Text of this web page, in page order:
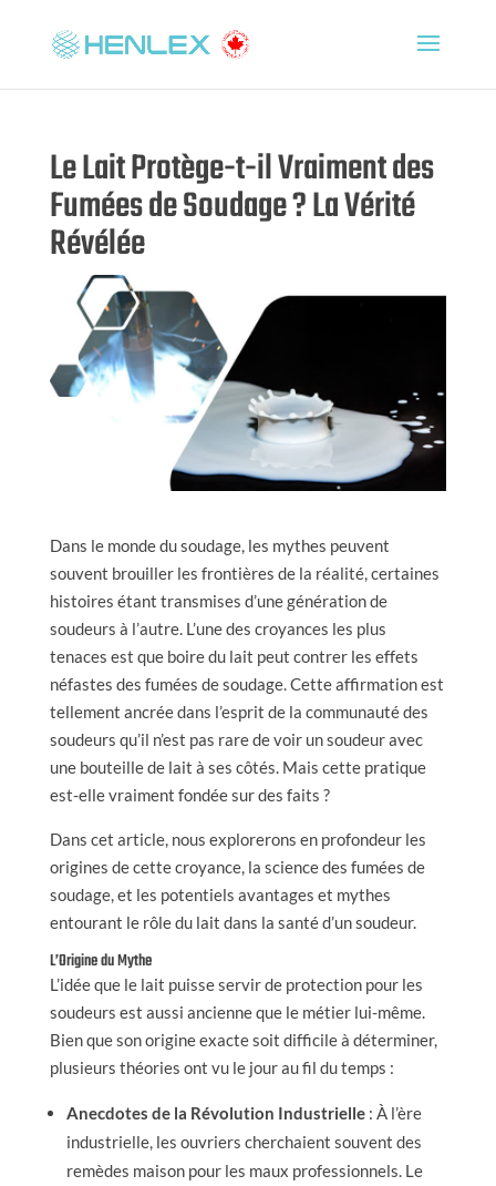
Le Lait Protège-t-il Vraiment des
Fumées de Soudage ? La Vérité
Révélée
Dans le monde du soudage, les mythes peuvent
souvent brouiller les frontières de la réalité, certaines
histoires étant transmises d’une génération de
soudeurs à l’autre. L’une des croyances les plus
tenaces est que boire du lait peut contrer les effets
néfastes des fumées de soudage. Cette affirmation est
tellement ancrée dans l’esprit de la communauté des
soudeurs qu’il n’est pas rare de voir un soudeur avec
une bouteille de lait à ses côtés. Mais cette pratique
est-elle vraiment fondée sur des faits ?
Dans cet article, nous explorerons en profondeur les
origines de cette croyance, la science des fumées de
soudage, et les potentiels avantages et mythes
entourant le rôle du lait dans la santé d’un soudeur.
L’Origine du Mythe
L’idée que le lait puisse servir de protection pour les
soudeurs est aussi ancienne que le métier lui-même.
Bien que son origine exacte soit difficile à déterminer,
plusieurs théories ont vu le jour au fil du temps :
Anecdotes de la Révolution Industrielle: À l’ère
industrielle, les ouvriers cherchaient souvent des
remèdes maison pour les maux professionnels. Le